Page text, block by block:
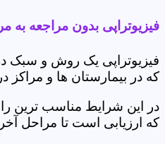
فیزیوتراپی بدون مراجعه به
فیزیوتراپی یک روش و سبک
که در بیمارستان ها و
در این شرایط مناسب ترین
که ارزیابی است تا مراحل